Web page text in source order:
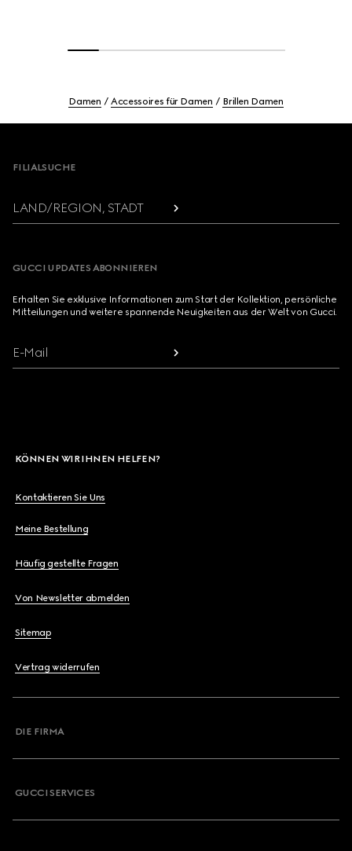
Damen Accessoires für Damen Brillen Damen
FILIALSUCHE
LAND/REGION, STADT
GUCCI UPDATES ABONNIEREN
Erhalten Sie exklusive Informationen zum Start der Kollektion, persönliche
Mitteilungen und weitere spannende Neuigkeiten aus der Welt von Gucci.
E-Mail
KÖNNEN WIR IHNEN HELFEN?
Kontaktieren Sie Uns
Meine Bestellung
Häufig gestellte Fragen
Von Newsletter abmelden
Sitemap
Vertrag widerrufen
DIE FIRMA
GUCCI SERVICES